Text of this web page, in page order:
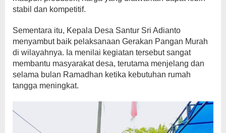
stabil dan kompetitif.
Sementara itu, Kepala Desa Santur Sri Adianto
menyambut baik pelaksanaan Gerakan Pangan Murah
di wilayahnya. Ia menilai kegiatan tersebut sangat
membantu masyarakat desa, terutama menjelang dan
selama bulan Ramadhan ketika kebutuhan rumah
tangga meningkat.